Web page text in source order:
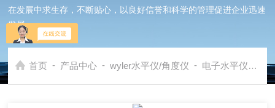
在发展中求生存，不断贴心，以良好信誉和科学的管理促进企业迅速
发展
首页 - 产品中心 - wyler水平仪/角度仪 - 电子水平仪